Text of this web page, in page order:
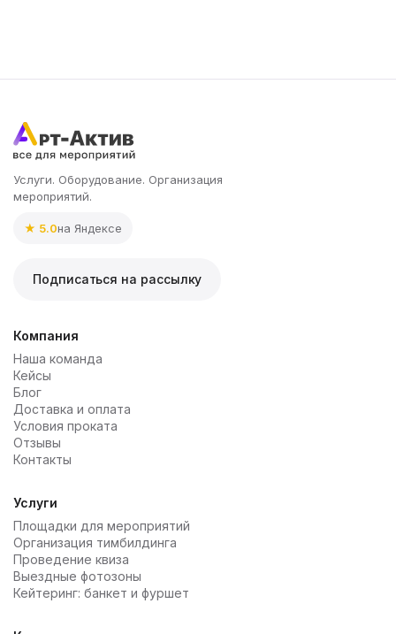
Услуги. Оборудование. Организация
мероприятий.
★ 5.0на Яндексе
Подписаться на рассылку
Компания
Наша команда
Кейсы
Блог
Доставка и оплата
Условия проката
Отзывы
Контакты
Услуги
Площадки для мероприятий
Организация тимбилдинга
Проведение квиза
Выездные фотозоны
Кейтеринг: банкет и фуршет